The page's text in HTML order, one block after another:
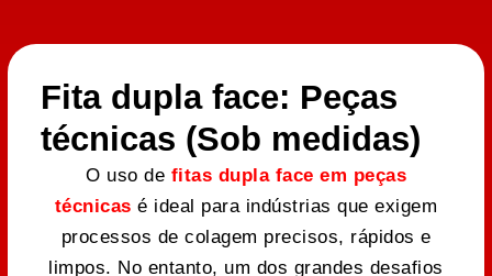
Fita dupla face: Peças
técnicas (Sob medidas)
O uso de fitas dupla face em peças
técnicas é ideal para indústrias que exigem
processos de colagem precisos, rápidos e
limpos. No entanto, um dos grandes desafios